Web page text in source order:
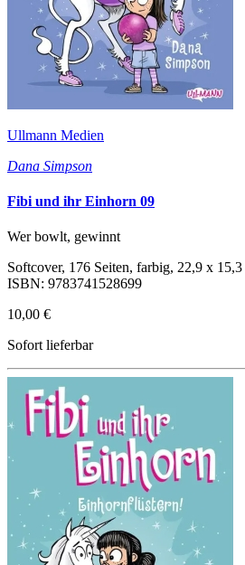
Ullmann Medien
Dana Simpson
Fibi und ihr Einhorn 09
Wer bowlt, gewinnt
Softcover, 176 Seiten, farbig, 22,9 x
ISBN: 9783741528699
10,00 €
Sofort lieferbar